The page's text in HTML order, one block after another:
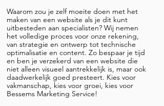
Waarom zou je zelf moeite doen met het
maken van een website als je dit kunt
uitbesteden aan specialisten? Wij nemen
het volledige proces voor onze rekening,
van strategie en ontwerp tot technische
optimalisatie en content. Zo bespaar je tijd
en ben je verzekerd van een website die
niet alleen visueel aantrekkelijk is, maar ook
daadwerkelijk goed presteert. Kies voor
vakmanschap, kies voor groei, kies voor
Bessems Marketing Service!